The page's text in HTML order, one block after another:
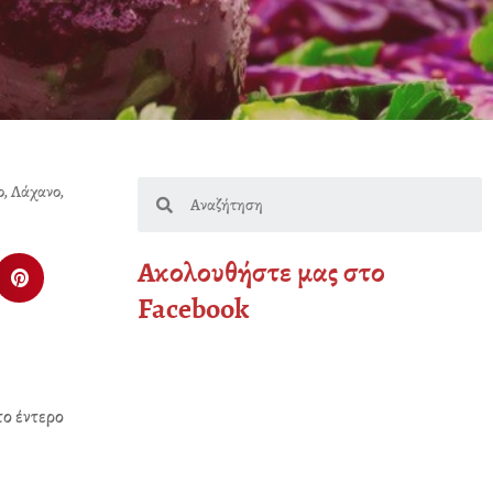
,Λάχανο,
n
έντερο
Ακολουθήστε μας στο
Facebook